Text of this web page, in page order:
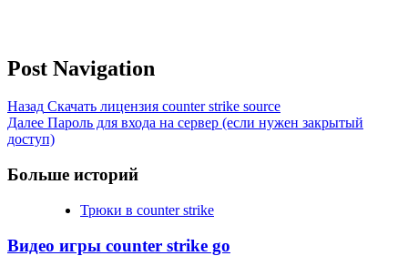
Post Navigation
Назад Скачать лицензия counter strike source
Далее Пароль для входа на сервер (если нужен закрытый
доступ)
Больше историй
Трюки в counter strike
Видео игры counter strike go